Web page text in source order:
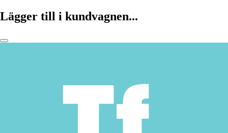
Lägger till i kundvagnen...